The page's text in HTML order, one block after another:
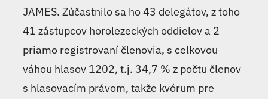
JAMES. Zúčastnilo sa ho 43 delegátov, z toho
41 zástupcov horolezeckých oddielov a 2
priamo registrovaní členovia, s celkovou
váhou hlasov 1202, t.j. 34,7 % z počtu členov
s hlasovacím právom, takže kvórum pre